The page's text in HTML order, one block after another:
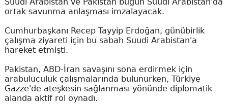
Suudi Arabistan ve Pakistan bugün Suudi Arabistan'da
ortak savunma anlaşması imzalayacak.
Cumhurbaşkanı Recep Tayyip Erdoğan, günübirlik
çalışma ziyareti için bu sabah Suudi Arabistan'a
hareket etmişti.
Pakistan, ABD-İran savaşını sona erdirmek için
arabuluculuk çalışmalarında bulunurken, Türkiye
Gazze'de ateşkesin sağlanması yönünde diplomatik
alanda aktif rol oynadı.